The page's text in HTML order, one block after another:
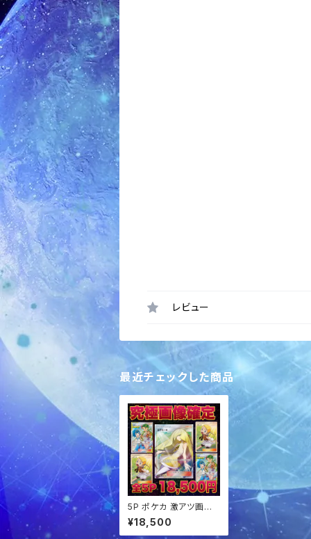
レビュー
最近チェックした商品
5P ポケカ 激アツ画像
確定パック オリパ
¥18,500